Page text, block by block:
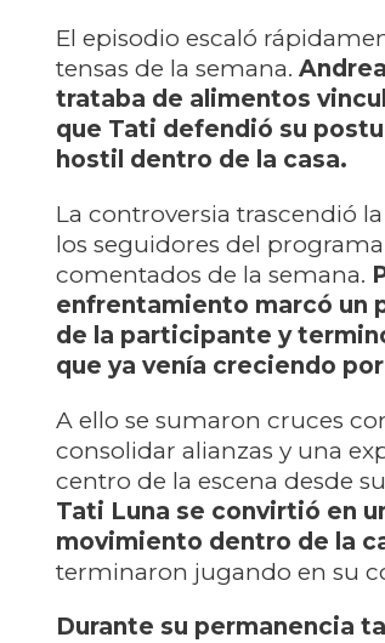
El episodio escaló
tensas de la semana.
trataba de alimentos
que Tati defendió su
hostil dentro de la casa.
La controversia trascendió
los seguidores del
comentados de la semana.
enfrentamiento marcó un
de la participante y
que ya venía creciendo
A ello se sumaron cruces
consolidar alianzas y una
centro de la escena desde
Tati Luna se convirtió en
movimiento dentro de la
terminaron jugando en su
Durante su permanencia